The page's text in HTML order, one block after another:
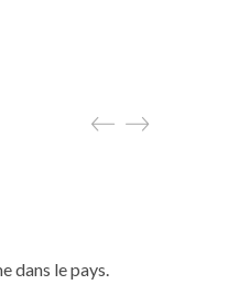
dans le pays.